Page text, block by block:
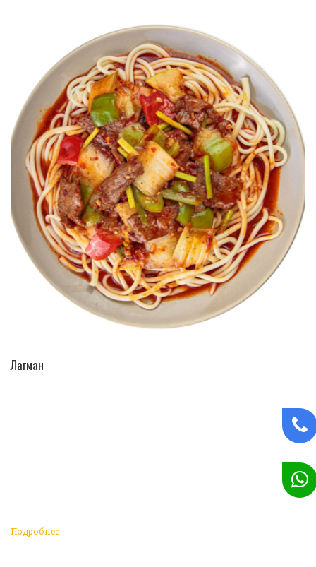
Лагман
Подробнее